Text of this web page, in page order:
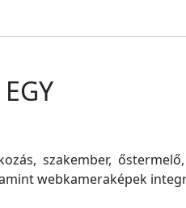
szakember,
webkameraképek